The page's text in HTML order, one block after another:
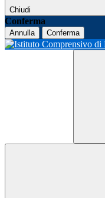
Chiudi
Conferma
Annulla Conferma